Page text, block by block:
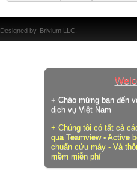
+ Chào mừng bạn đến
dịch vụ Việt Nam
+ Chúng tôi có tất cả
qua Teamview - Active
chuẩn cứu máy - Và
mềm miễn phí
Designed by Brivium LLC.